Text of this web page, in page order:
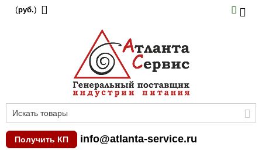
(руб.)
Получить КП info@atlanta-service.ru